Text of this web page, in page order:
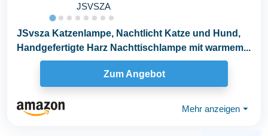
JSVSZA
JSvsza Katzenlampe, Nachtlicht Katze und Hund,
Handgefertigte Harz Nachttischlampe mit warmem...
Zum Angebot
Mehr anzeigen ⏷